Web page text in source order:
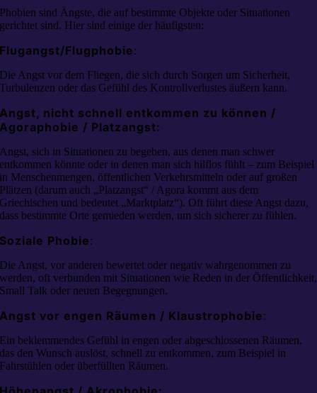
Phobien sind Ängste, die auf bestimmte Objekte oder Situationen
gerichtet sind. Hier sind einige der häufigsten:
Flugangst/Flugphobie:
Die Angst vor dem Fliegen, die sich durch Sorgen um Sicherheit,
Turbulenzen oder das Gefühl des Kontrollverlustes äußern kann.
Angst, nicht schnell entkommen zu können /
Agoraphobie / Platzangst:
Angst, sich in Situationen zu begeben, aus denen man schwer
entkommen könnte oder in denen man sich hilflos fühlt – zum Beispiel
in Menschenmengen, öffentlichen Verkehrsmitteln oder auf großen
Plätzen (darum auch „Platzangst“ / Agora kommt aus dem
Griechischen und bedeutet „Marktplatz“). Oft führt diese Angst dazu,
dass bestimmte Orte gemieden werden, um sich sicherer zu fühlen.
Soziale Phobie:
Die Angst, vor anderen bewertet oder negativ wahrgenommen zu
werden, oft verbunden mit Situationen wie Reden in der Öffentlichkeit,
Small Talk oder neuen Begegnungen.
Angst vor engen Räumen / Klaustrophobie:
Ein beklemmendes Gefühl in engen oder abgeschlossenen Räumen,
das den Wunsch auslöst, schnell zu entkommen, zum Beispiel in
Fahrstühlen oder überfüllten Räumen.